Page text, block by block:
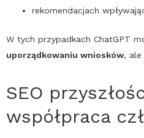
rekomendacjach
W tych przypadkach ChatGPT
uporządkowaniu wniosków, ale
SEO
współpraca